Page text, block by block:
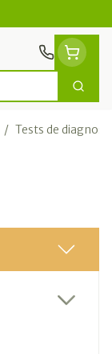
/ Tests de